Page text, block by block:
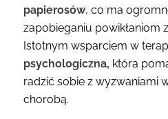
papierosów, co ma
zapobieganiu powikłaniom
Istotnym wsparciem w
psychologiczna, która
radzić sobie z wyzwaniami
chorobą.